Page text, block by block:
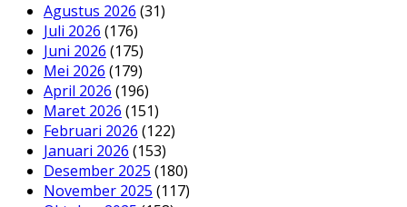
Agustus 2026 (31)
Juli 2026 (176)
Juni 2026 (175)
Mei 2026 (179)
April 2026 (196)
Maret 2026 (151)
Februari 2026 (122)
Januari 2026 (153)
Desember 2025 (180)
November 2025 (117)